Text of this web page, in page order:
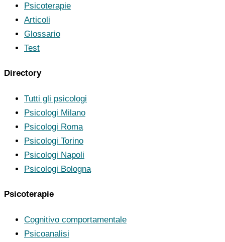
Psicoterapie
Articoli
Glossario
Test
Directory
Tutti gli psicologi
Psicologi Milano
Psicologi Roma
Psicologi Torino
Psicologi Napoli
Psicologi Bologna
Psicoterapie
Cognitivo comportamentale
Psicoanalisi